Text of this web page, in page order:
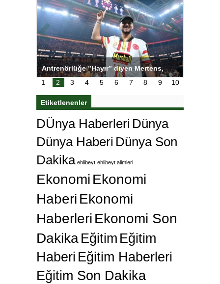
Antrenörlüğe ”Hayır” diyen Mertens,
Galatasaray’dan bakın ne istedi
1
2 3 4 5 6 7 8 9 10
Etiketlenenler
DÜnya Haberleri Dünya
Dünya Haberi Dünya Son
Dakika ehlibeyt ehlibeyt alimleri
Ekonomi Ekonomi
Haberi Ekonomi
Haberleri Ekonomi Son
Dakika Eğitim Eğitim
Haberi Eğitim Haberleri
Eğitim Son Dakika